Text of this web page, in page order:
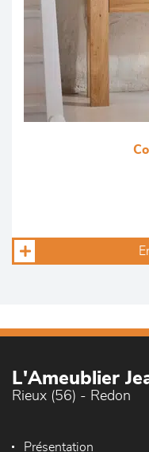
L'Ameublier
Rieux (56) - Redon
Présentation